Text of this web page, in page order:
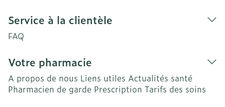
Service à la clientèle
FAQ
Votre pharmacie
A propos de nous Liens utiles Actualités santé
Pharmacien de garde Prescription Tarifs des soins